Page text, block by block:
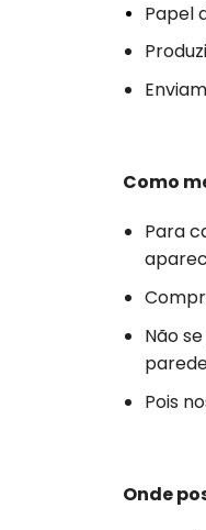
Papel
Como
Para
Não
Pois
Onde